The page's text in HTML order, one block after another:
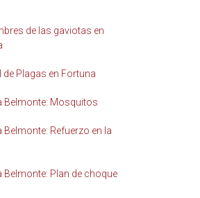
de las gaviotas en
de Plagas en Fortuna
Belmonte: Mosquitos
Belmonte: Refuerzo en la
Belmonte: Plan de choque